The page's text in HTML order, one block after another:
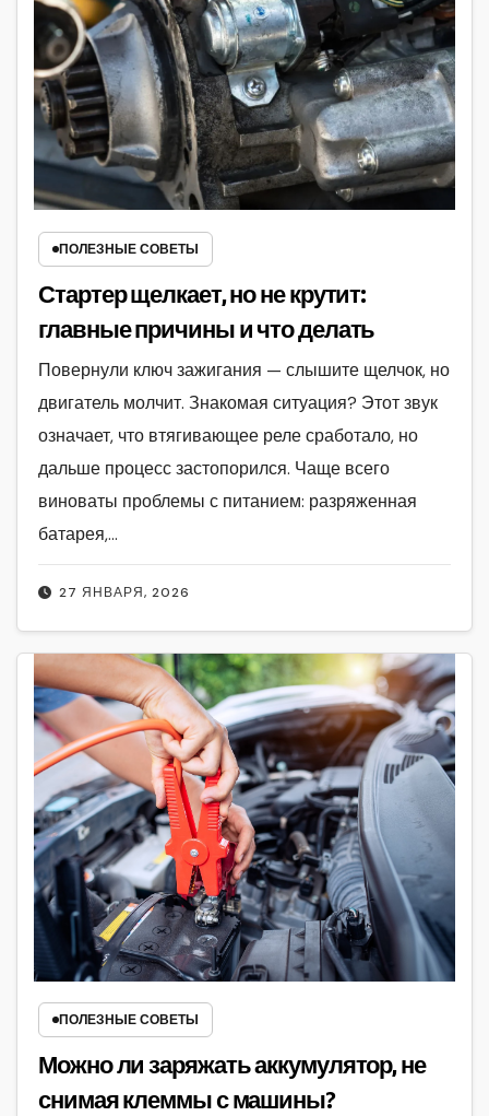
ПОЛЕЗНЫЕ СОВЕТЫ
Стартер щелкает, но не крутит:
главные причины и что делать
27 ЯНВАРЯ, 2026
Повернули ключ зажигания — слышите щелчок, но
двигатель молчит. Знакомая ситуация? Этот звук
означает, что втягивающее реле сработало, но
дальше процесс застопорился. Чаще всего
виноваты проблемы с питанием: разряженная
батарея,…
ПОЛЕЗНЫЕ СОВЕТЫ
Можно ли заряжать аккумулятор, не
снимая клеммы с машины?